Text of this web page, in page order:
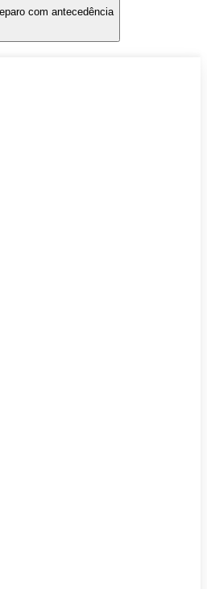
com antecedência